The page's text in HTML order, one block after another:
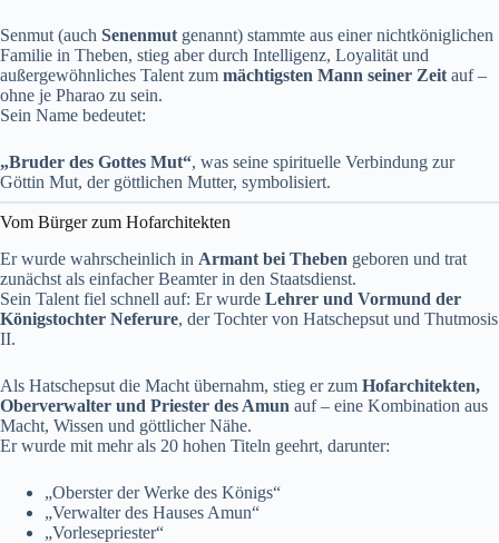
Senmut (auch Senenmut genannt) stammte aus einer nichtköniglichen
Familie in Theben, stieg aber durch Intelligenz, Loyalität und
außergewöhnliches Talent zum mächtigsten Mann seiner Zeit auf –
ohne je Pharao zu sein.
Sein Name bedeutet:
„Bruder des Gottes Mut“, was seine spirituelle Verbindung zur
Göttin Mut, der göttlichen Mutter, symbolisiert.
Vom Bürger zum Hofarchitekten
Er wurde wahrscheinlich in Armant bei Theben geboren und trat
zunächst als einfacher Beamter in den Staatsdienst.
Sein Talent fiel schnell auf: Er wurde Lehrer und Vormund der
Königstochter Neferure, der Tochter von Hatschepsut und Thutmosis
II.
Als Hatschepsut die Macht übernahm, stieg er zum Hofarchitekten,
Oberverwalter und Priester des Amun auf – eine Kombination aus
Macht, Wissen und göttlicher Nähe.
Er wurde mit mehr als 20 hohen Titeln geehrt, darunter:
„Oberster der Werke des Königs“
„Verwalter des Hauses Amun“
„Vorlesepriester“